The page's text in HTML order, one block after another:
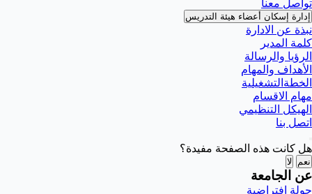
تواصل معنا
إدارة إسكان أعضاء هيئة التدريس
نبذة عن الادارة
كلمة المدير
الرؤيا والرسالة
الأهداف والمهام
الخطةالتشغيلية
مهام الاقسام
الهيكل التنظيمي
اتصل بنا
هل كانت هذه الصفحة مفيدة؟
نعم لا
عن الجامعة
جولة افتراضية